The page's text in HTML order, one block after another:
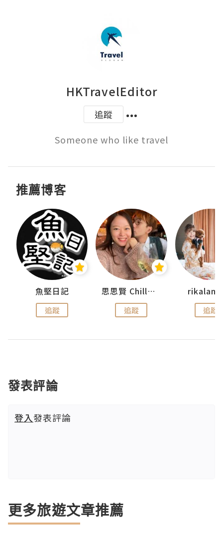
HKTravelEditor
追蹤
Someone who like travel
推薦博客
魚堅日記
追蹤
思思賢 ChillMyBabe
追蹤 追蹤
發表評論
登入發表評論
更多旅遊文章推薦